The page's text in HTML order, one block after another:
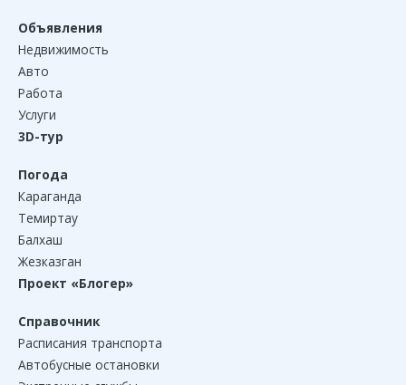
Объявления
Недвижимость
Авто
Работа
Услуги
3D-тур
Погода
Караганда
Темиртау
Балхаш
Жезказган
Проект «Блогер»
Справочник
Расписания транспорта
Автобусные остановки